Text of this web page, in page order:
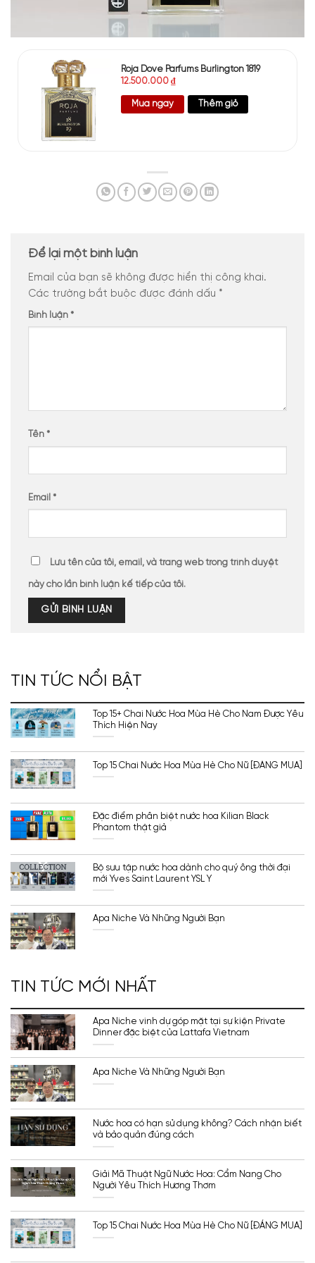
Roja Dove Parfums Burlington 1819
12.500.000₫
Mua ngay Thêm giỏ
Để lại một bình luận
Email của bạn sẽ không được hiển thị công khai.
Các trường bắt buộc được đánh dấu *
Bình luận *
Tên *
Email *
Lưu tên của tôi, email, và trang web trong trình duyệt
này cho lần bình luận kế tiếp của tôi.
TIN TỨC NỔI BẬT
Top 15+ Chai Nước Hoa Mùa Hè Cho Nam Được Yêu
Thích Hiện Nay
Top 15 Chai Nước Hoa Mùa Hè Cho Nữ [ĐÁNG MUA]
Đặc điểm phân biệt nước hoa Kilian Black
Phantom thật giả
Bộ sưu tập nước hoa dành cho quý ông thời đại
mới Yves Saint Laurent YSL Y
Apa Niche Và Những Người Bạn
TIN TỨC MỚI NHẤT
Apa Niche vinh dự góp mặt tại sự kiện Private
Dinner đặc biệt của Lattafa Vietnam
Apa Niche Và Những Người Bạn
Nước hoa có hạn sử dụng không? Cách nhận biết
và bảo quản đúng cách
Giải Mã Thuật Ngữ Nước Hoa: Cẩm Nang Cho
Người Yêu Thích Hương Thơm
Top 15 Chai Nước Hoa Mùa Hè Cho Nữ [ĐÁNG MUA]